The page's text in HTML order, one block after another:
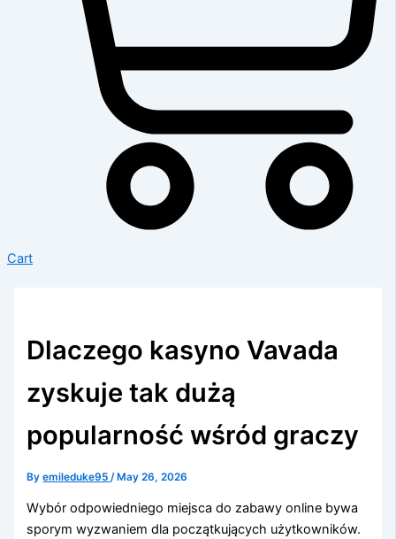
Cart
Dlaczego kasyno Vavada
zyskuje tak dużą
popularność wśród graczy
Byemileduke95 /May 26, 2026
Wybór odpowiedniego miejsca do zabawy online bywa
sporym wyzwaniem dla początkujących użytkowników.